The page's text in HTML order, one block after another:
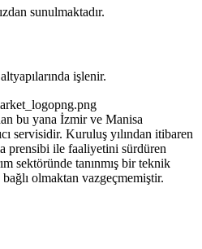
sunulmaktadır.
işlenir.
bu yana İzmir ve Manisa
servisidir. Kuruluş yılından itibaren
prensibi ile faaliyetini sürdüren
sektöründe tanınmış bir teknik
olmaktan vazgeçmemiştir.